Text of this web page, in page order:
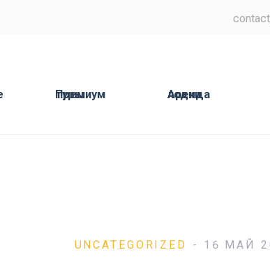
Премиум туры Аренда лодки
UNCATEGORIZED - 16 МАЙ